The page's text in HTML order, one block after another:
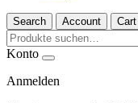
Search Account Cart
Konto
Anmelden